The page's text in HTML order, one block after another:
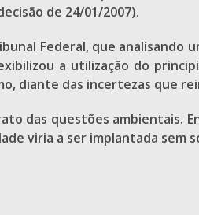
de 24/01/2007).
Federal, que analisando
a utilização do
das incertezas que
das questões ambientais.
viria a ser implantada sem